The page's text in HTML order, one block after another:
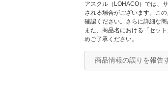
アスクル（LOHACO）では、
される場合がございます。こ
確認ください。さらに詳細な
また、商品名における「セッ
めご了承ください。
商品情報の誤りを報告